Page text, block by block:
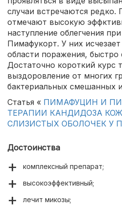
случаи встречаются редко.
отмечают высокую
наступление облегчения
Пимафукорт. У них
области поражения, быстро
Достаточно короткий курс
выздоровление от многих
бактериальных смешанных
Статья « ПИМАФУЦИН И
ТЕРАПИИ КАНДИДОЗА
СЛИЗИСТЫХ ОБОЛОЧЕК У
Достоинства
комплексный препарат;
высокоэффективный;
лечит микозы;